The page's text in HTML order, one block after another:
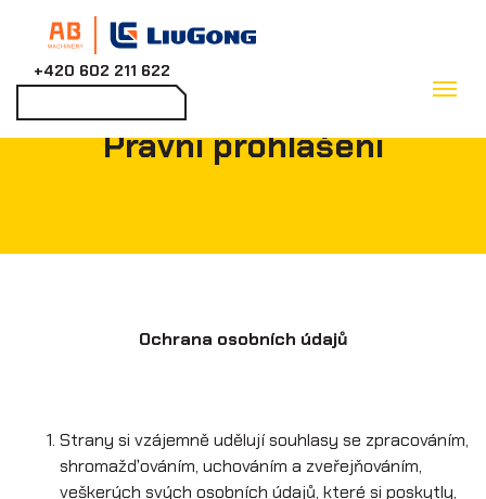
+420 602 211 622
Právní prohlášení
Ochrana osobních údajů
Strany si vzájemně udělují souhlasy se zpracováním,
shromažďováním, uchováním a zveřejňováním,
veškerých svých osobních údajů, které si poskytly,